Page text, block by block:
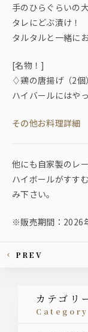
手のひらぐらいの
タレにどぶ漬け！
タルタルと一緒に
[名物！]
♢鶏の唐揚げ（2個
ハイバールにはや
その他お料理詳細
他にも自家製のレ
ハイボールがすす
み下さい。
※販売期間：2026
This article's
PREV
カテゴリ
category